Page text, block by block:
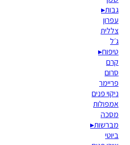
גבות▸
עפרון
צללית
ג׳ל
טיפוח▸
קרם
סרום
פריימר
ניקוי פנים
אמפולות
מסכה
מברשות▸
ביוטי